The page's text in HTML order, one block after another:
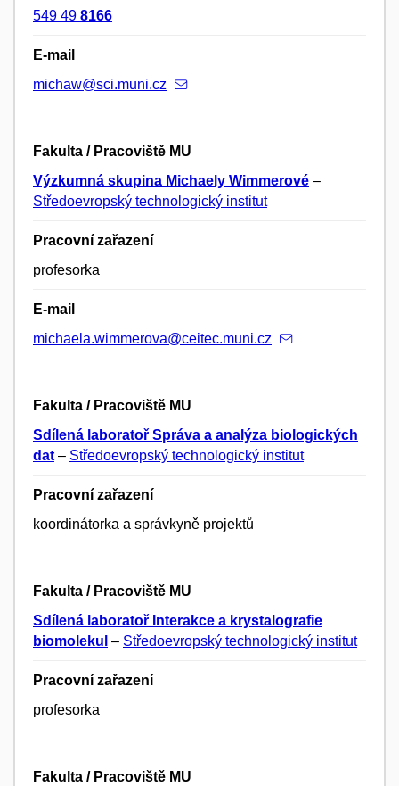
549 49 8166
E-mail
michaw@sci.muni.cz
Fakulta / Pracoviště MU
Výzkumná skupina Michaely Wimmerové –
Středoevropský technologický institut
Pracovní zařazení
profesorka
E-mail
michaela.wimmerova@ceitec.muni.cz
Fakulta / Pracoviště MU
Sdílená laboratoř Správa a analýza biologických
dat – Středoevropský technologický institut
Pracovní zařazení
koordinátorka a správkyně projektů
Fakulta / Pracoviště MU
Sdílená laboratoř Interakce a krystalografie
biomolekul – Středoevropský technologický institut
Pracovní zařazení
profesorka
Fakulta / Pracoviště MU